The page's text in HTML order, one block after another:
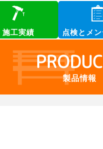
施工実績 点検とメ
製品情報